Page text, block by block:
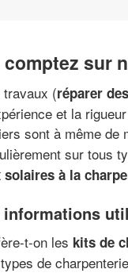
comptez sur
(réparer
et la
sont à même de
sur tous
solaires à la
t-on les kits de
de